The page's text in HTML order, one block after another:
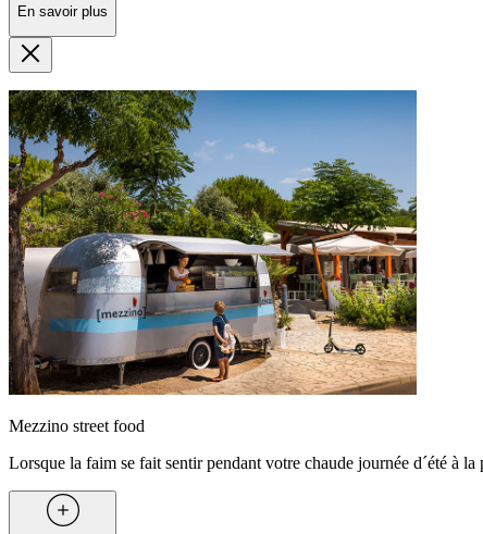
En savoir plus
Mezzino street food
Lorsque la faim se fait sentir pendant votre chaude journée d´été à